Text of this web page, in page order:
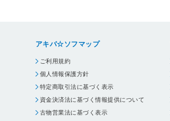
アキバ☆ソフマップ
ご利用規約
個人情報保護方針
特定商取引法に基づく表示
資金決済法に基づく情報提供について
古物営業法に基づく表示